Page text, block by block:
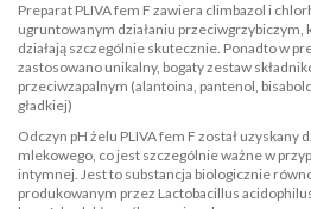
Preparat PLIVA fem F zawiera climbazol i
ugruntowanym działaniu przeciwgrzybiczym,
działają szczególnie skutecznie. Ponadto w
zastosowano unikalny, bogaty zestaw
przeciwzapalnym (alantoina, pantenol,
gładkiej)
Odczyn pH żelu PLIVA fem F został uzyskany
mlekowego, co jest szczególnie ważne w
intymnej. Jest to substancja biologicznie
produkowanym przez Lactobacillus